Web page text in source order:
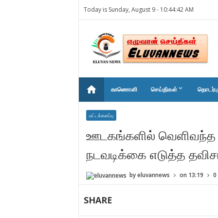
Today is Sunday, August 9 - 10:44:42 AM
home காணொளி செய்திகள் keyboard_arrow_down
மட்டக்களப்பு
ஊடகங்களில் வெளிவந்த
நடவடிக்கை எடுத்த
byeluvannews on 13:19 0
SHARE